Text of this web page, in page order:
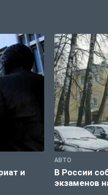
и
АВТО
В России
экзаменов